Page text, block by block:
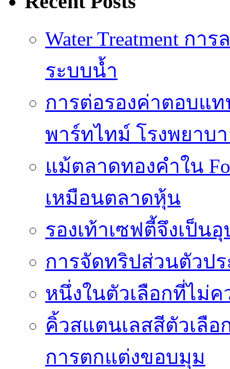
Water Treatment ก
ระบบน้ำ
การต่อรองค่าตอบแ
พาร์ทไทม์ โรงพยาบ
แม้ตลาดทองคำใน
เหมือนตลาดหุ้น
รองเท้าเซฟตี้จึงเป็
การจัดทริปส่วนตัวป
หนึ่งในตัวเลือกที่ไม่ค
คิ้วสแตนเลสสีตัวเลื
การตกแต่งขอบมุม